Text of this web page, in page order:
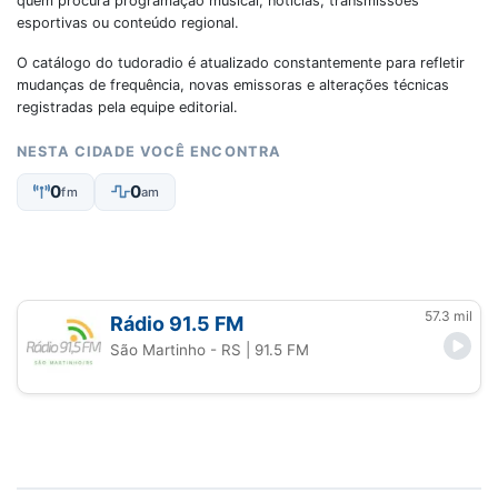
esportivas ou conteúdo regional.
O catálogo do tudoradio é atualizado constantemente para refletir
mudanças de frequência, novas emissoras e alterações técnicas
registradas pela equipe editorial.
NESTA CIDADE VOCÊ ENCONTRA
0fm 0am
Rádio 91.5 FM 57.3 mil
São Martinho - RS | 91.5 FM